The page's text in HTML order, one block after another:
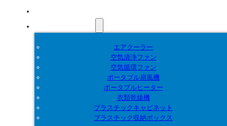
エアクーラー
空気清浄ファン
空気循環ファン
ポータブル扇風機
ポータブルヒーター
衣類乾燥機
プラスチックキャビネット
プラスチック収納ボックス